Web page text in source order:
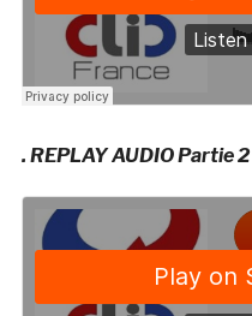
. REPLAY AUDIO Partie